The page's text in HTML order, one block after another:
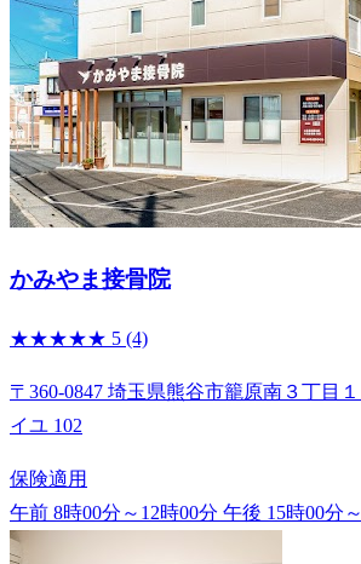
かみやま接骨院
★★★★★ 5 (4)
〒360-0847 埼玉県熊谷市籠原南３丁目
イユ 102
保険適用
午前 8時00分～12時00分 午後 15時00分